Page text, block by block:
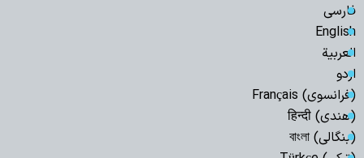
فارسی
English
العربیة
اردو
(فرانسوی) Français
(هندی) हिन्दी
(بنگالی) বাংলা